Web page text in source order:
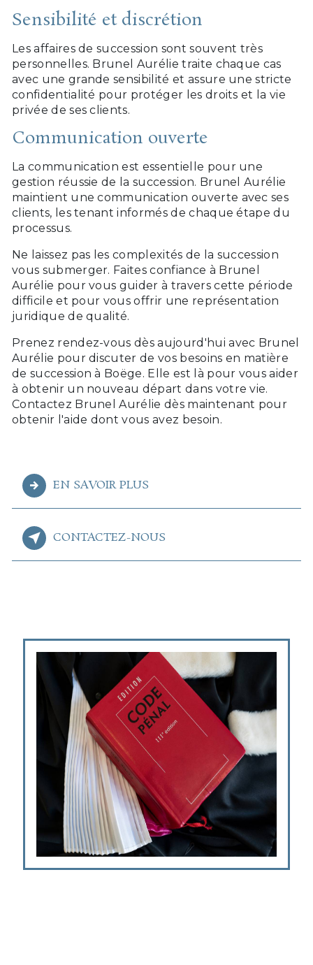
Sensibilité et discrétion
Les affaires de succession sont souvent très
personnelles. Brunel Aurélie traite chaque cas
avec une grande sensibilité et assure une stricte
confidentialité pour protéger les droits et la vie
privée de ses clients.
Communication ouverte
La communication est essentielle pour une
gestion réussie de la succession. Brunel Aurélie
maintient une communication ouverte avec ses
clients, les tenant informés de chaque étape du
processus.
Ne laissez pas les complexités de la succession
vous submerger. Faites confiance à Brunel
Aurélie pour vous guider à travers cette période
difficile et pour vous offrir une représentation
juridique de qualité.
Prenez rendez-vous dès aujourd'hui avec Brunel
Aurélie pour discuter de vos besoins en matière
de succession à Boëge. Elle est là pour vous aider
à obtenir un nouveau départ dans votre vie.
Contactez Brunel Aurélie dès maintenant pour
obtenir l'aide dont vous avez besoin.
EN SAVOIR PLUS
CONTACTEZ-NOUS